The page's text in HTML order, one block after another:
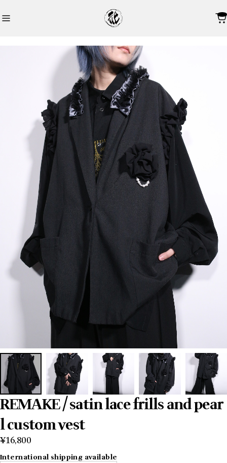
REMAKE / satin lace frills and pear
l custom vest
¥16,800
International shipping available